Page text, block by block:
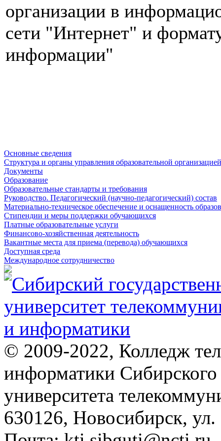
организации в
сети "Интернет" и
информации"
Основные сведения
Структура и органы управления образовательной организацией
Документы
Образование
Образовательные стандарты и требования
Руководство. Педагогический (научно-педагогический) состав
Материально-техническое обеспечение и оснащенность
Стипендии и меры поддержки обучающихся
Платные образовательные услуги
Финансово-хозяйственная деятельность
Вакантные места для приема (перевода) обучающихся
Доступная среда
Международное сотрудничество
© 2009-2022, Колледж
информатики Сибирского
университета
630126, Новосибирск,